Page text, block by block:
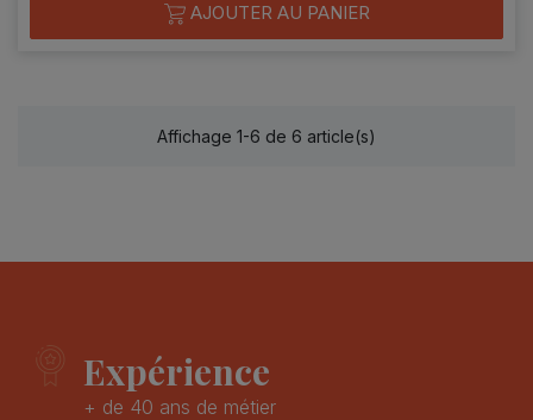
AJOUTER AU PANIER
Affichage 1-6 de 6 article(s)
Expérience
+ de 40 ans de métier